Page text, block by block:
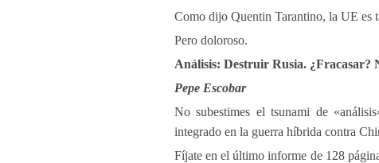
Como dijo Quentin Tarantino, la UE es
Pero doloroso.
Análisis: Destruir Rusia. ¿Fracasar?
Pepe Escobar
No subestimes el tsunami de
integrado en la guerra híbrida contra
Fíjate en el último informe de 128